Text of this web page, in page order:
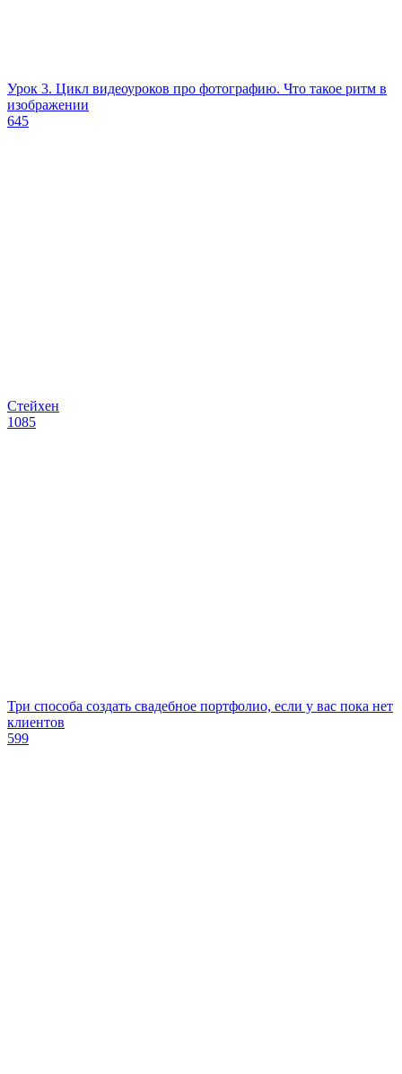
Урок 3. Цикл видеоуроков про фотографию. Что такое ритм в
изображении
645
Стейхен
1085
Три способа создать свадебное портфолио, если у вас пока нет
клиентов
599